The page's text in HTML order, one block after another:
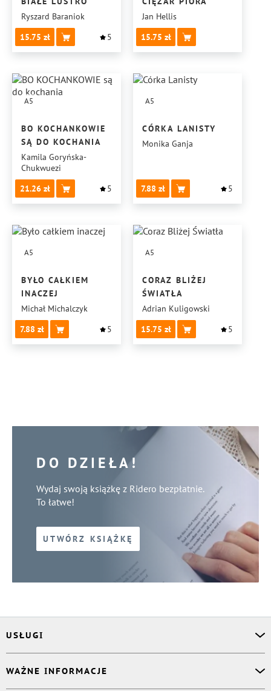
Ryszard Baraniok
15.75
5
Jan Hellis
15.75
A5
BO KOCHANKOWIE
SĄ DO KOCHANIA
Kamila Goryńska-
Chukwuezi
21.26
5
A5
CÓRKA LANISTY
Monika Ganja
7.88 5
A5
BYŁO CAŁKIEM
INACZEJ
Michał Michalczyk
7.88
5
A5
CORAZ BLIŻEJ
ŚWIATŁA
Adrian Kuligowski
15.75
5
DO DZIEŁA!
Wydaj swoją książkę z Ridero bezpłatnie.
To łatwe!
UTWÓRZ KSIĄŻKĘ
USŁUGI
Korektor
WAŻNE INFORMACJE